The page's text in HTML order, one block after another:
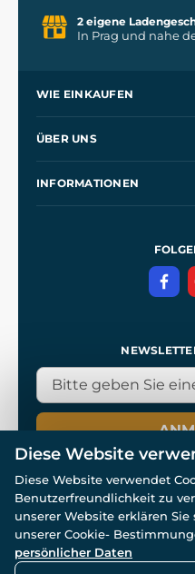
2 eigene
In Prag und nahe
WIE EINKAUFEN
Kontakt
ÜBER UNS
INFORMATIONEN
Datenschutzerklärung
© Alle Rechte
Powered by
Diese Website
Diese Website verwendet
Benutzerfreundlichkeit zu
unserer Website erklären
unserer Cookie-
persönlicher Daten